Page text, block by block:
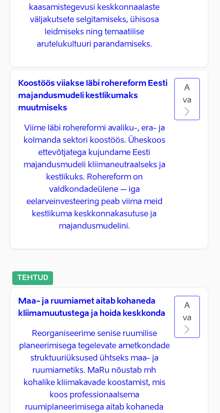
kaasamistegevusi keskkonnaalaste
väljakutsete selgitamiseks, ühisosa
leidmiseks ning temaatilise
arutelukultuuri parandamiseks.
Koostöös viiakse läbi rohereform Eesti
majandusmudeli kestlikumaks
muutmiseks
Viime läbi rohereformi avaliku-, era- ja
kolmanda sektori koostöös. Üheskoos
ettevõtjatega kujundame Eesti
majandusmudeli kliimaneutraalseks ja
kestlikuks. Rohereform on
valdkondadeülene – iga
eelarveinvesteering peab viima meid
kestlikuma keskkonnakasutuse ja
majandusmudelini.
A
va
TEHTUD
Maa- ja ruumiamet aitab kohaneda
kliimamuutustega ja hoida keskkonda
Reorganiseerime senise ruumilise
planeerimisega tegelevate ametkondade
struktuuriüksused ühtseks maa- ja
ruumiametiks. MaRu nõustab mh
kohalike kliimakavade koostamist, mis
koos professionaalsema
ruumiplaneerimisega aitab kohaneda
A
va